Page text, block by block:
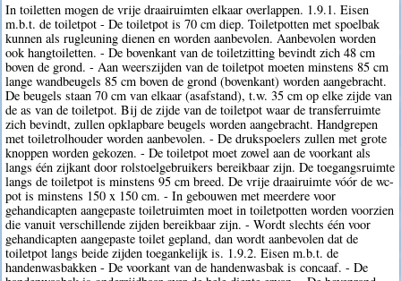
In toiletten mogen de vrije draairuimten elkaar overlappen. 1.9.1. Eisen
m.b.t. de toiletpot - De toiletpot is 70 cm diep. Toiletpotten met spoelbak
kunnen als rugleuning dienen en worden aanbevolen. Aanbevolen worden
ook hangtoiletten. - De bovenkant van de toiletzitting bevindt zich 48 cm
boven de grond. - Aan weerszijden van de toiletpot moeten minstens 85 cm
lange wandbeugels 85 cm boven de grond (bovenkant) worden aangebracht.
De beugels staan 70 cm van elkaar (asafstand), t.w. 35 cm op elke zijde van
de as van de toiletpot. Bij de zijde van de toiletpot waar de transferruimte
zich bevindt, zullen opklapbare beugels worden aangebracht. Handgrepen
met toiletrolhouder worden aanbevolen. - De drukspoelers zullen met grote
knoppen worden gekozen. - De toiletpot moet zowel aan de voorkant als
langs één zijkant door rolstoelgebruikers bereikbaar zijn. De toegangsruimte
langs de toiletpot is minstens 95 cm breed. De vrije draairuimte vóór de wc-
pot is minstens 150 x 150 cm. - In gebouwen met meerdere voor
gehandicapten aangepaste toiletruimten moet in toiletpotten worden voorzien
die vanuit verschillende zijden bereikbaar zijn. - Wordt slechts één voor
gehandicapten aangepaste toilet gepland, dan wordt aanbevolen dat de
toiletpot langs beide zijden toegankelijk is. 1.9.2. Eisen m.b.t. de
handenwasbakken - De voorkant van de handenwasbak is concaaf. - De